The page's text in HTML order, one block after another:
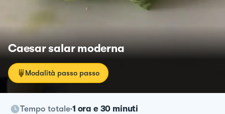
Caesar salar moderna
Modalità passo passo
Tempo totale 1 ora e 30 minuti